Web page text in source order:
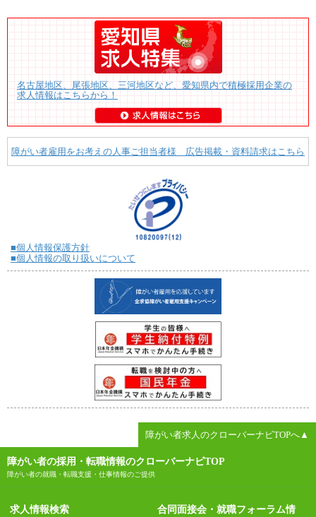
名古屋地区、尾張地区、三河地区など、愛知県内で積極採用企業の
求人情報はこちらから！
障がい者雇用をお考えの人事ご担当者様 広告掲載・資料請求はこちら
■個人情報保護方針
■個人情報の取り扱いについて
障がい者求人のクローバーナビTOPへ▲
障がい者の採用・転職情報のクローバーナビTOP
障がい者の就職・転職支援・仕事情報のご提供
求人情報検索
合同面接会・就職フォーラム情